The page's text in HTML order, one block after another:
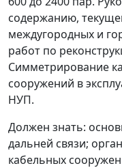
содержанию,
междугородных и
работ по
Симметрирование
сооружений в
НУП.
Должен знать:
дальней связи;
кабельных